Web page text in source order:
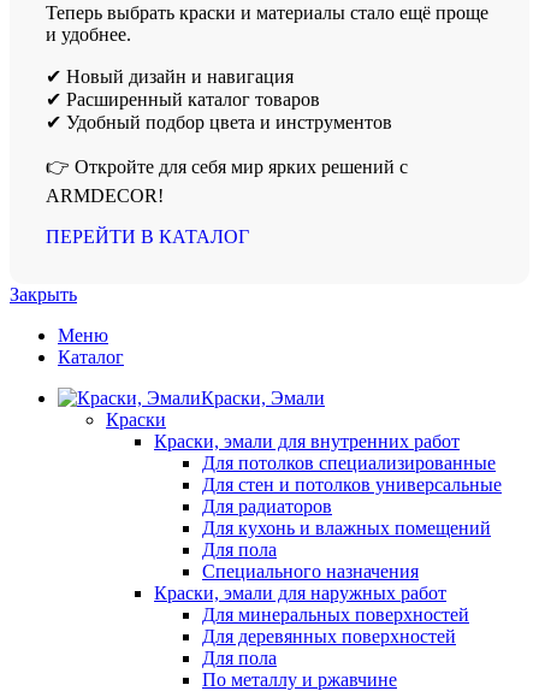
Теперь выбрать краски и материалы стало ещё проще
и удобнее.
✔ Новый дизайн и навигация
✔ Расширенный каталог товаров
✔ Удобный подбор цвета и инструментов
👉 Откройте для себя мир ярких решений с
ARMDECOR!
ПЕРЕЙТИ В КАТАЛОГ
Закрыть
Меню
Каталог
Краски, Эмали
Краски
Краски, эмали для внутренних работ
Для потолков специализированные
Для стен и потолков универсальные
Для радиаторов
Для кухонь и влажных помещений
Для пола
Специального назначения
Краски, эмали для наружных работ
Для минеральных поверхностей
Для деревянных поверхностей
Для пола
По металлу и ржавчине